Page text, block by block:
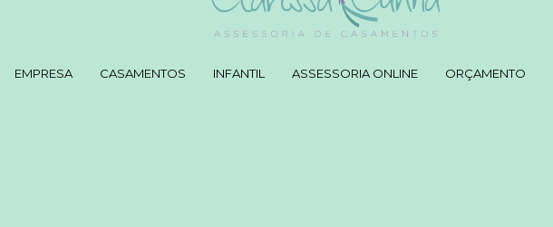
EMPRESA CASAMENTOS INFANTIL ASSESSORIA ONLINE ORÇAMENTO